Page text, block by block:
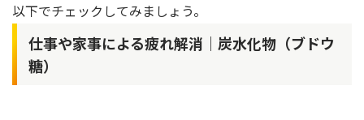
以下でチェックしてみましょう。
仕事や家事による疲れ解消｜炭水化物（ブドウ
糖）